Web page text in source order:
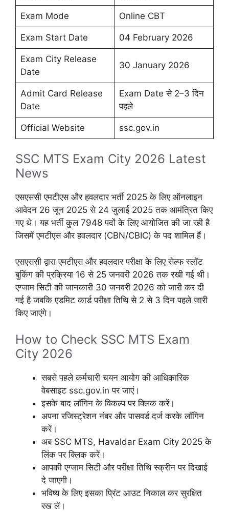
Exam Mode Online CBT
Exam Start Date 04 February 2026
Exam City Release
Date
30 January 2026
Admit Card Release
Date
Exam Date से 2–3 दिन
पहले
Official Website ssc.gov.in
SSC MTS Exam City 2026 Latest
News
एसएससी एमटीएस और हवलदार भर्ती 2025 के लिए ऑनलाइन
आवेदन 26 जून 2025 से 24 जुलाई 2025 तक आमंत्रित किए
गए थे। यह भर्ती कुल 7948 पदों के लिए आयोजित की जा रही है
जिसमें एमटीएस और हवलदार (CBN/CBIC) के पद शामिल हैं।
एसएससी द्वारा एमटीएस और हवलदार परीक्षा के लिए सेल्फ स्लॉट
बुकिंग की प्रक्रिया 16 से 25 जनवरी 2026 तक रखी गई थी।
एग्जाम सिटी की जानकारी 30 जनवरी 2026 को जारी कर दी
गई है जबकि एडमिट कार्ड परीक्षा तिथि से 2 से 3 दिन पहले जारी
किए जाएंगे।
How to Check SSC MTS Exam
City 2026
सबसे पहले कर्मचारी चयन आयोग की आधिकारिक
वेबसाइट ssc.gov.in पर जाएं।
इसके बाद लॉगिन के विकल्प पर क्लिक करें।
अपना रजिस्ट्रेशन नंबर और पासवर्ड दर्ज करके लॉगिन
करें।
अब SSC MTS, Havaldar Exam City 2025 के
लिंक पर क्लिक करें।
आपकी एग्जाम सिटी और परीक्षा तिथि स्क्रीन पर दिखाई
दे जाएगी।
भविष्य के लिए इसका प्रिंट आउट निकाल कर सुरक्षित
रख लें।